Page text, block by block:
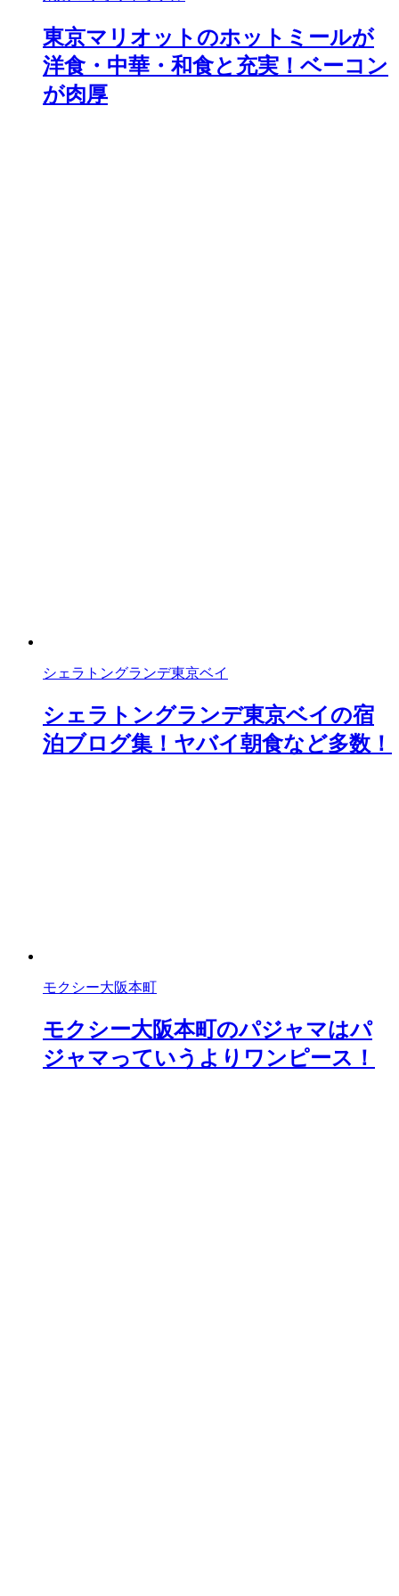
東京マリオットのホットミールが
洋食・中華・和食と充実！ベーコン
が肉厚
シェラトングランデ東京ベイ
シェラトングランデ東京ベイの宿
泊ブログ集！ヤバイ朝食など多数！
モクシー大阪本町
モクシー大阪本町のパジャマはパ
ジャマっていうよりワンピース！